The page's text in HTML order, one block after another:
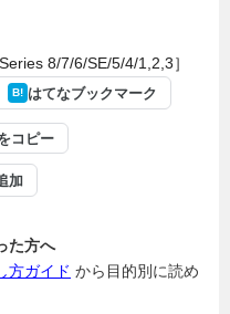
8/7/6/SE/5/4/1,2,3］
B! はてなブックマーク
コピー
加
た方へ
方ガイド から目的別に読め